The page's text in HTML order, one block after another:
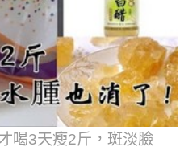
喝3天瘦2斤，斑淡臉